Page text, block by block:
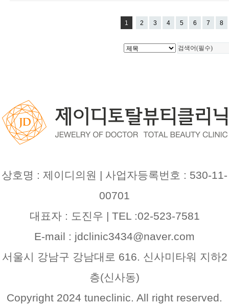
1 2 3 4 5 6 7 8
상호명 : 제이디의원 | 사업자등록번호 : 530-11-
00701
대표자 : 도진우 | TEL :02-523-7581
E-mail : jdclinic3434@naver.com
서울시 강남구 강남대로 616. 신사미타워 지하2
층(신사동)
Copyright 2024 tuneclinic. All right reserved.